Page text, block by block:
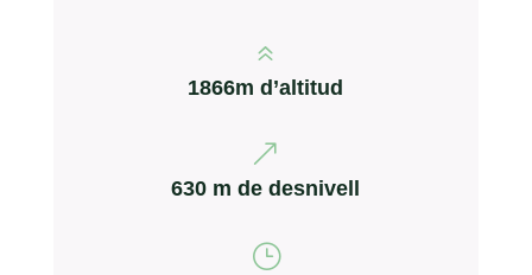
6
1866m d’altitud
&
630 m de desnivell
}